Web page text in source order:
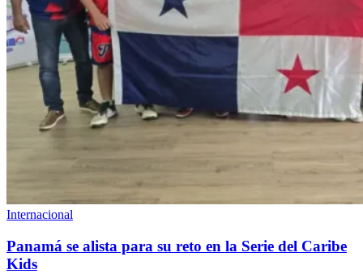
Internacional
Panamá se alista para su reto en la Serie del Caribe
Kids